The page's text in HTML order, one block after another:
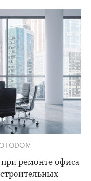
ремонте офиса